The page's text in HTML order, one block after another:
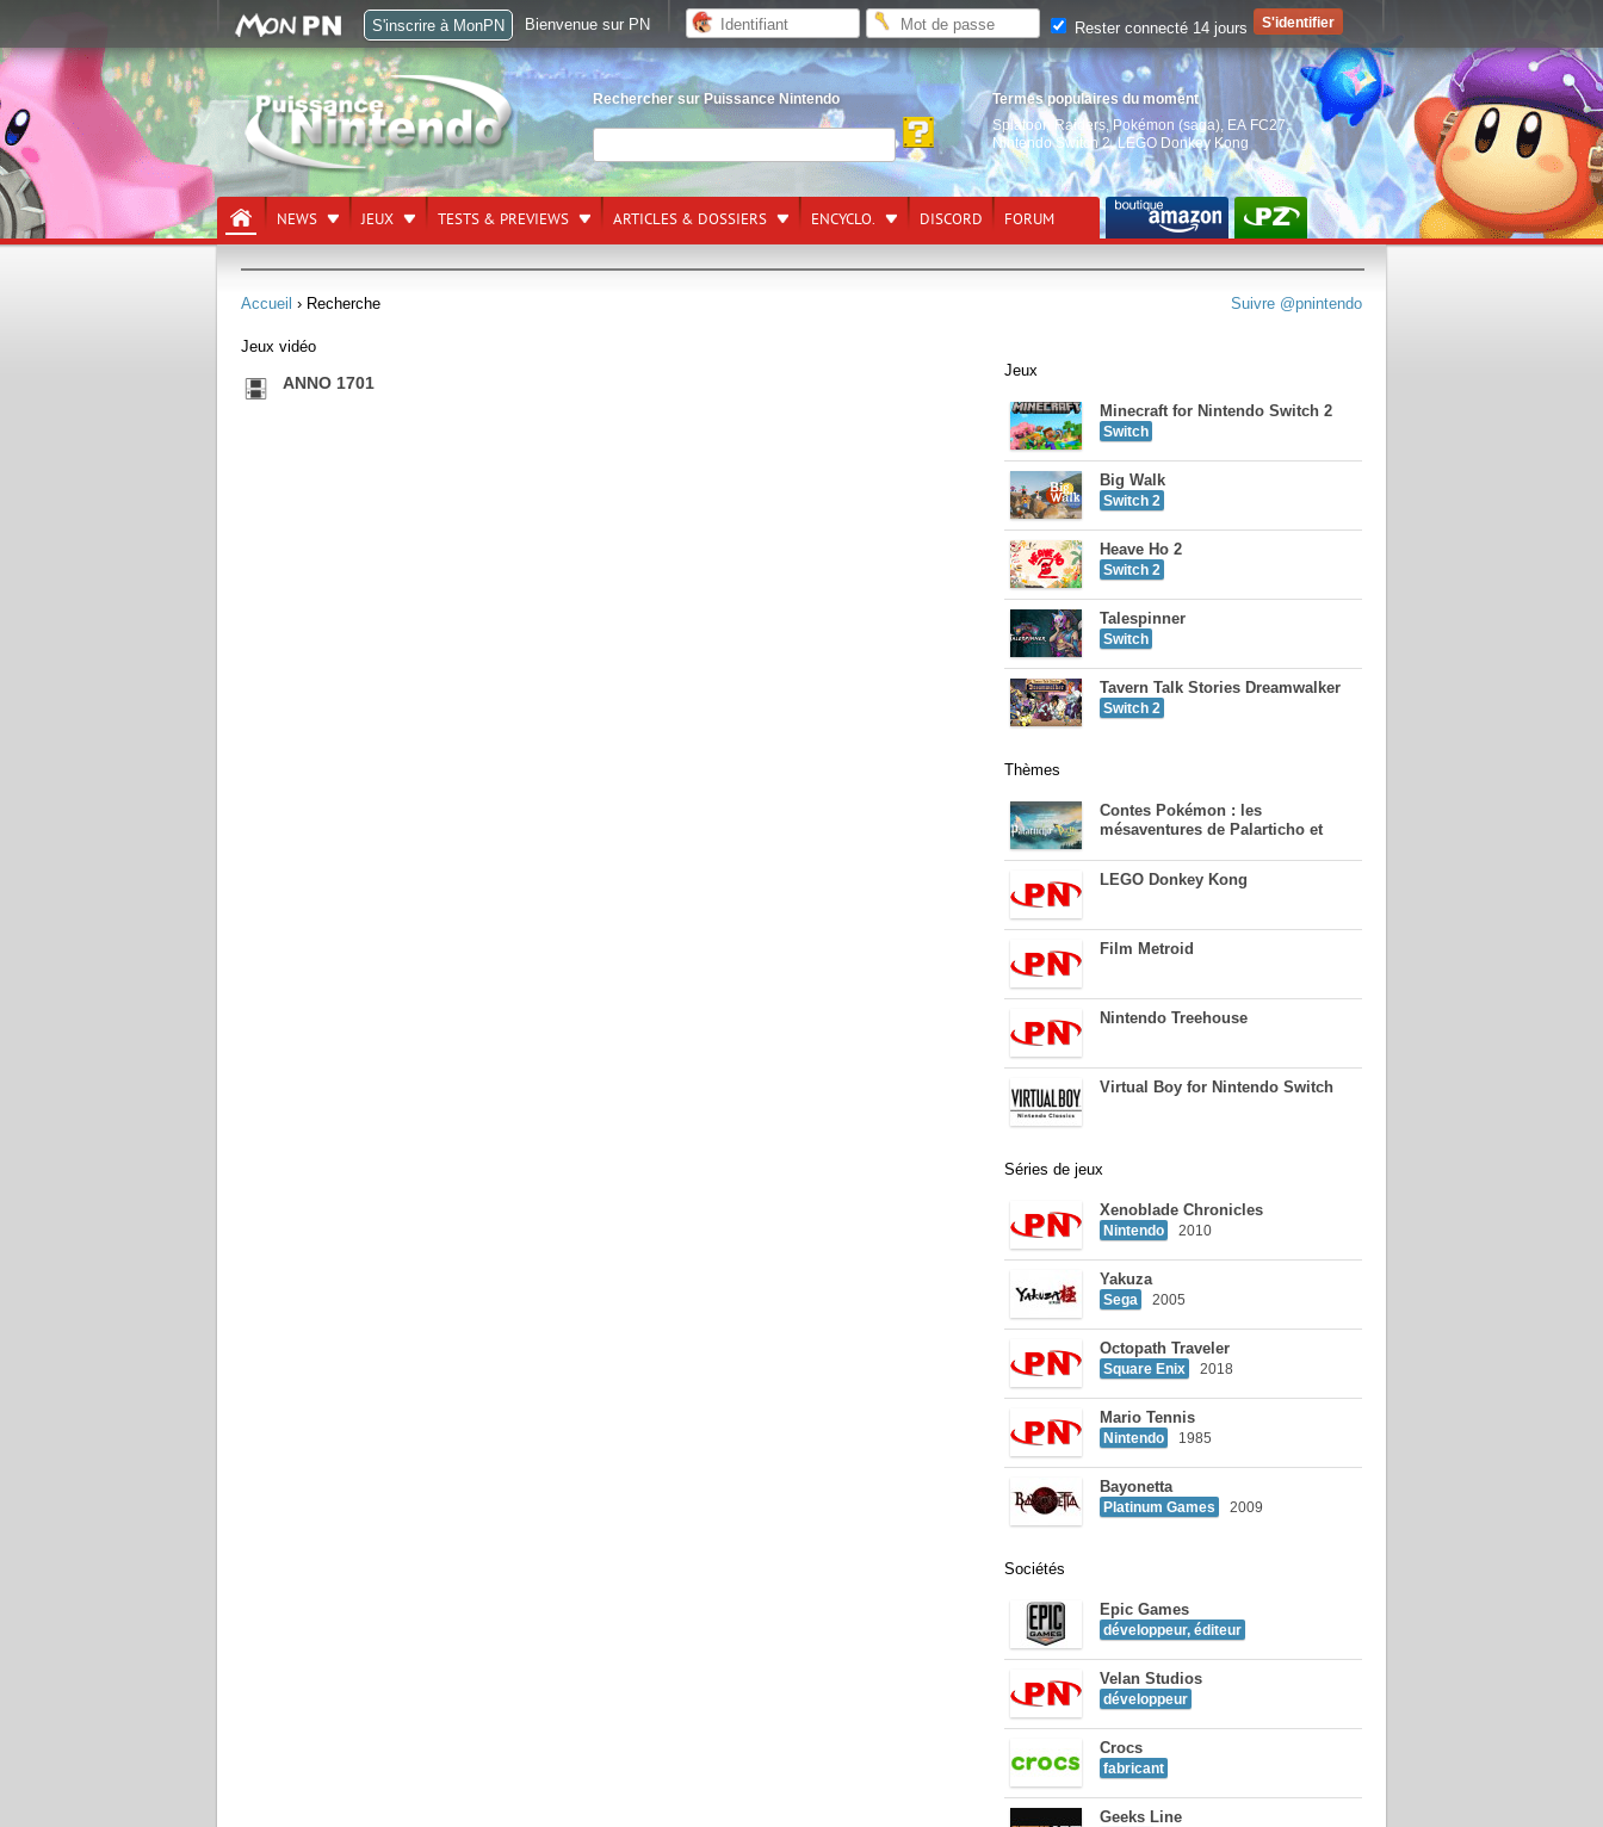
Rechercher sur Puissance Nintendo
Termes populaires du moment
Splatoon Raiders, Pokémon (saga) EA FC27,
Nintendo Switch 2,LEGO Donkey Kong
NEWS JEUX TESTS & PREVIEWS ARTICLES & DOSSIERS ENCYCLO. DISCORD FORUM
Suivre @pnintendo
Accueil › Recherche
Jeux vidéo
ANNO 1701
Jeux
Minecraft for Nintendo Switch 2
Switch
Big Walk
Switch 2
Heave Ho 2
Switch 2
Talespinner
Switch
Tavern Talk Stories Dreamwalker
Switch 2
Thèmes
Contes Pokémon : les
mésaventures de Palarticho et
LEGO Donkey Kong
Film Metroid
Nintendo Treehouse
Virtual Boy for Nintendo Switch
Séries de jeux
Xenoblade Chronicles
Nintendo 2010
Yakuza
Sega 2005
Octopath Traveler
Square Enix 2018
Mario Tennis
Nintendo 1985
Bayonetta
Platinum Games 2009
Sociétés
Epic Games
développeur, éditeur
Velan Studios
développeur
Crocs
fabricant
Geeks Line
S'inscrire à MonPN Bienvenue sur PN Rester connecté 14 jours